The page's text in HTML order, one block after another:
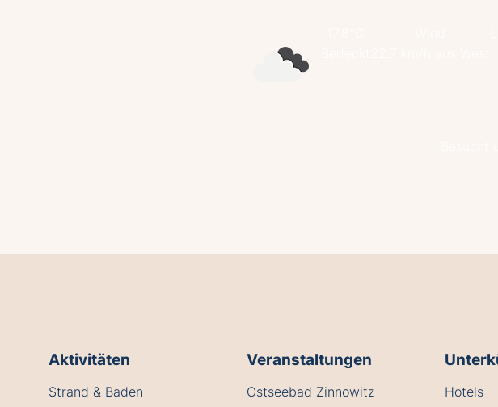
Aktivitäten
Strand & Baden
Veranstaltungen
Ostseebad Zinnowitz
Hotels